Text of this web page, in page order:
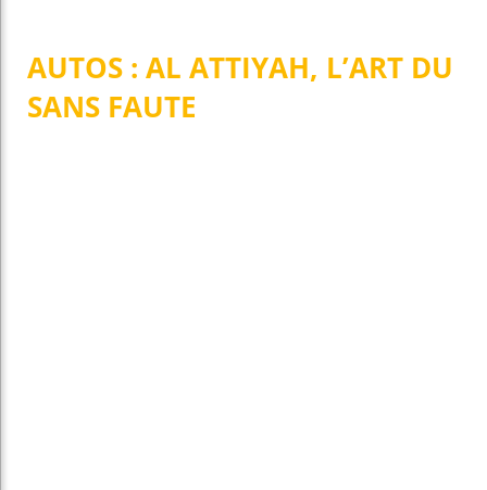
AUTOS : AL ATTIYAH, L’ART DU
SANS FAUTE